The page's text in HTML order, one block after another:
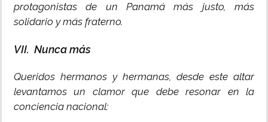
protagonistas de un Panamá más justo, más
solidario y más fraterno.
VII. Nunca más
Queridos hermanos y hermanas, desde este altar
levantamos un clamor que debe resonar en la
conciencia nacional: